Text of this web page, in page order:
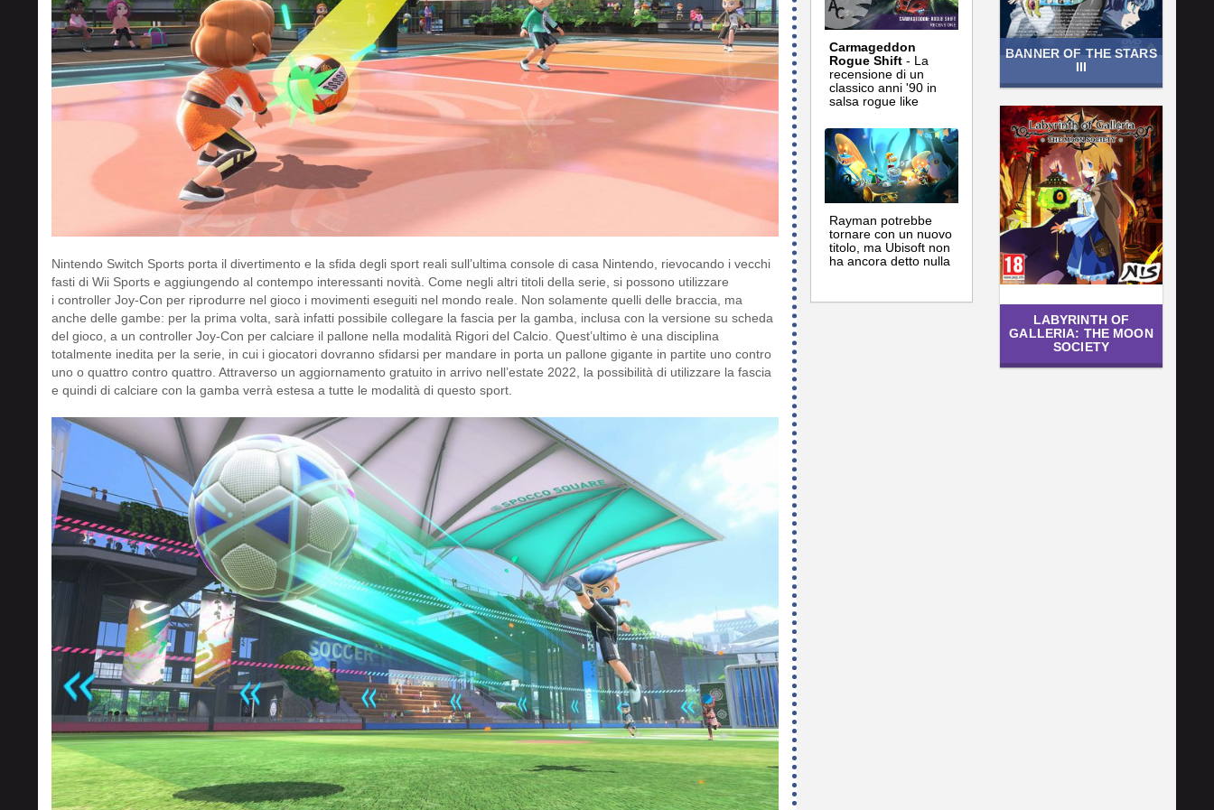
Nintendo Switch Sports porta il divertimento e la sfida degli sport reali sull’ultima console di casa Nintendo, rievocando i vecchi
fasti di Wii Sports e aggiungendo al contempo interessanti novità. Come negli altri titoli della serie, si possono utilizzare
i controller Joy-Con per riprodurre nel gioco i movimenti eseguiti nel mondo reale. Non solamente quelli delle braccia, ma
anche delle gambe: per la prima volta, sarà infatti possibile collegare la fascia per la gamba, inclusa con la versione su scheda
del gioco, a un controller Joy-Con per calciare il pallone nella modalità Rigori del Calcio. Quest’ultimo è una disciplina
totalmente inedita per la serie, in cui i giocatori dovranno sfidarsi per mandare in porta un pallone gigante in partite uno contro
uno o quattro contro quattro. Attraverso un aggiornamento gratuito in arrivo nell’estate 2022, la possibilità di utilizzare la fascia
e quindi di calciare con la gamba verrà estesa a tutte le modalità di questo sport.
Carmageddon
Rogue Shift - La
recensione di un
classico anni '90 in
salsa rogue like
Rayman potrebbe
tornare con un nuovo
titolo, ma Ubisoft non
ha ancora detto nulla
BANNER OF THE STARS
III
LABYRINTH OF
GALLERIA: THE MOON
SOCIETY